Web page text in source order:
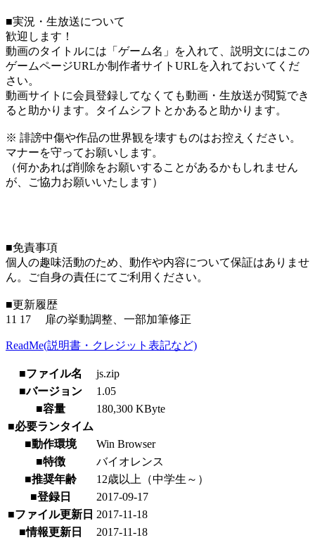
■実況・生放送について
歓迎します！
動画のタイトルには「ゲーム名」を入れて、説明文にはこの
ゲームページURLか制作者サイトURLを入れておいてくだ
さい。
動画サイトに会員登録してなくても動画・生放送が閲覧でき
ると助かります。タイムシフトとかあると助かります。
※ 誹謗中傷や作品の世界観を壊すものはお控えください。
マナーを守ってお願いします。
（何かあれば削除をお願いすることがあるかもしれません
が、ご協力お願いいたします）
■免責事項
個人の趣味活動のため、動作や内容について保証はありませ
ん。ご自身の責任にてご利用ください。
■更新履歴
11 17 扉の挙動調整、一部加筆修正
ReadMe(説明書・クレジット表記など)
■ファイル名
js.zip
■バージョン
1.05
■容量
180,300 KByte
■必要ランタイム
■動作環境
Win Browser
■特徴
バイオレンス
■推奨年齢
12歳以上（中学生～）
■登録日
2017-09-17
■ファイル更新日 2017-11-18
■情報更新日
2017-11-18